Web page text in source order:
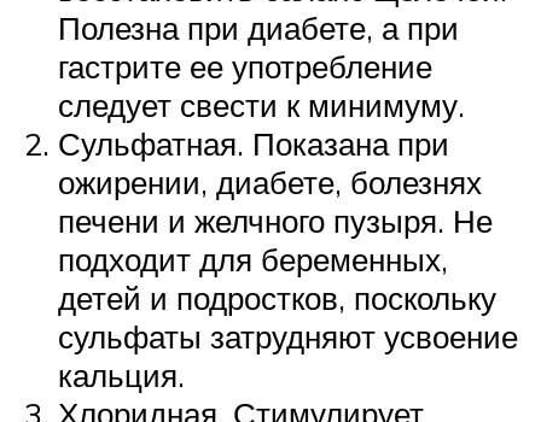
Полезна при диабете, а при
гастрите ее употребление
следует свести к минимуму.
Сульфатная. Показана при
ожирении, диабете, болезнях
печени и желчного пузыря. Не
подходит для беременных,
детей и подростков, поскольку
сульфаты затрудняют усвоение
кальция.
Хлоридная. Стимулирует